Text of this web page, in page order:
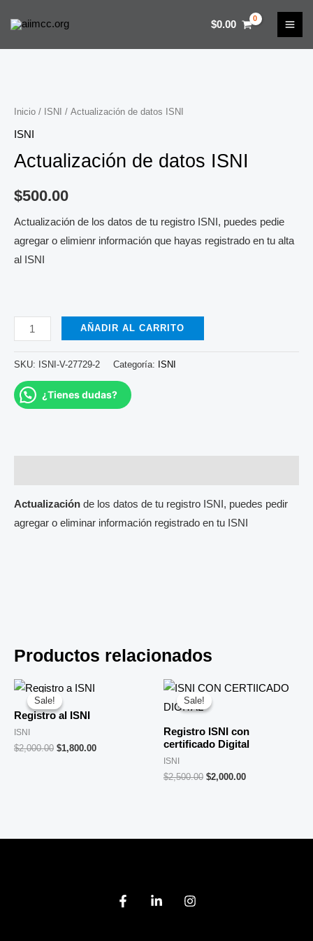
contenido
$0.00
Inicio / ISNI / Actualización de datos ISNI
ISNI
Actualización de datos ISNI
$500.00
Actualización de los datos de tu registro ISNI, puedes pedie
agregar o elimienr información que hayas registrado en tu alta
al ISNI
datos
ISNI
AÑADIR AL CARRITO
SKU: ISNI-V-27729-2 Categoría: ISNI
¿Tienes dudas?
Actualización de los datos de tu registro ISNI, puedes pedir
agregar o eliminar información registrado en tu ISNI
Productos relacionados
Sale!
Sale!
Registro al ISNI
ISNI
$2,000.00
Original
was:
$2,000.00.
$1,800.00
Sale!
Sale!
Registro ISNI con
certificado Digital
ISNI
$2,500.00
Original
was:
$2,000.00
Current
ISNI